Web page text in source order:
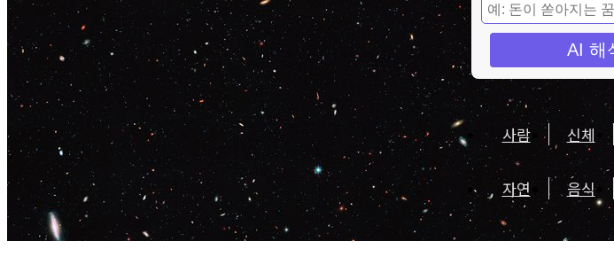
AI 해
사람 신체
자연 음식